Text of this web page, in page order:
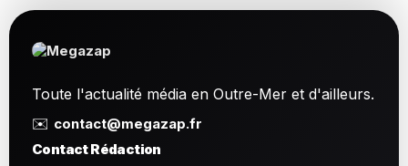
Toute l'actualité média en Outre-Mer et d'ailleurs.
✉️ contact@megazap.fr
Contact Rédaction